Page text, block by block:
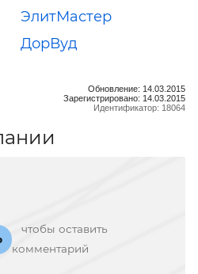
ЭлитМастер
ДорВуд
Обновление: 14.03.2015
Зарегистрировано: 14.03.2015
Идентификатор: 18064
чтобы оставить
комментарий